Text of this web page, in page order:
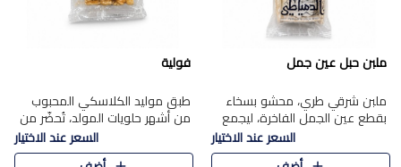
ملبن حبل عين جمل
ملبن شرقي طري، محشو بسخاء
بقطع عين الجمل الفاخرة، ليجمع
بين القوام الناعم وقرمشة الجوز
في مذاق شرقي أصيل.
السعر عند الاختيار
فولية
طبق موليد الكلاسكي المحبوب
من أشهر حلويات المولد، تُحضّر من
فول سوداني محمص بعناية
ومغلف بطبقة رقيقة من السكر
السعر عند الاختيار